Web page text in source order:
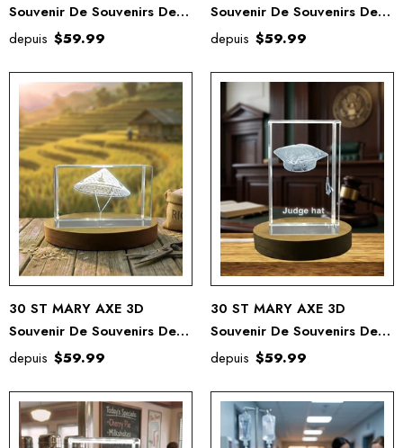
Souvenir De Souvenirs De
Cristal Gravé Gravé
depuis $59.99
Souvenir De Souvenirs De
Cristal Gravé Gravé
depuis $59.99
30 ST MARY AXE 3D
Souvenir De Souvenirs De
Cristal Gravé Gravé
depuis $59.99
30 ST MARY AXE 3D
Souvenir De Souvenirs De
Cristal Gravé Gravé
depuis $59.99